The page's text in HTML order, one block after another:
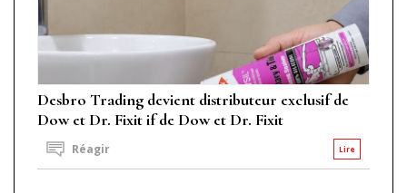
Desbro Trading devient distributeur exclusif de
Dow et Dr. Fixit if de Dow et Dr. Fixit
Lire
Réagir